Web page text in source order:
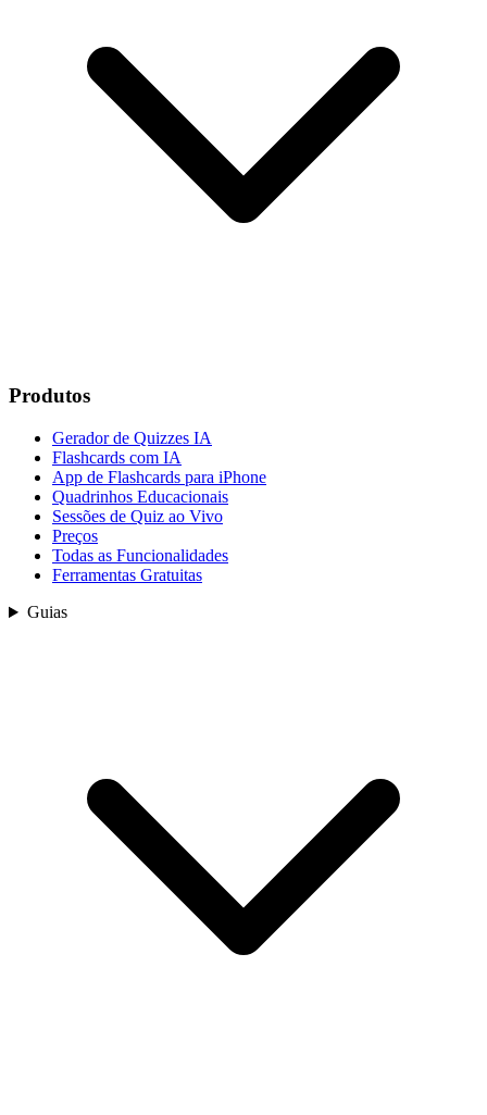
Produtos
Gerador de Quizzes IA
Flashcards com IA
App de Flashcards para iPhone
Quadrinhos Educacionais
Sessões de Quiz ao Vivo
Preços
Todas as Funcionalidades
Ferramentas Gratuitas
Guias